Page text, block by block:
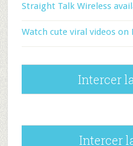
Straight Talk Wireless
Watch cute viral videos on
Intercer
Intercer